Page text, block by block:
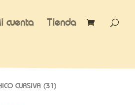
cuenta Tienda
CURSIVA (31)